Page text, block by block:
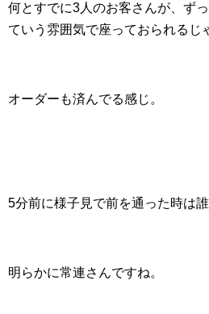
何とすでに3人のお客さんが、ず
ていう雰囲気で座っておられるじ
オーダーも済んでる感じ。
5分前に様子見で前を通った時は
明らかに常連さんですね。